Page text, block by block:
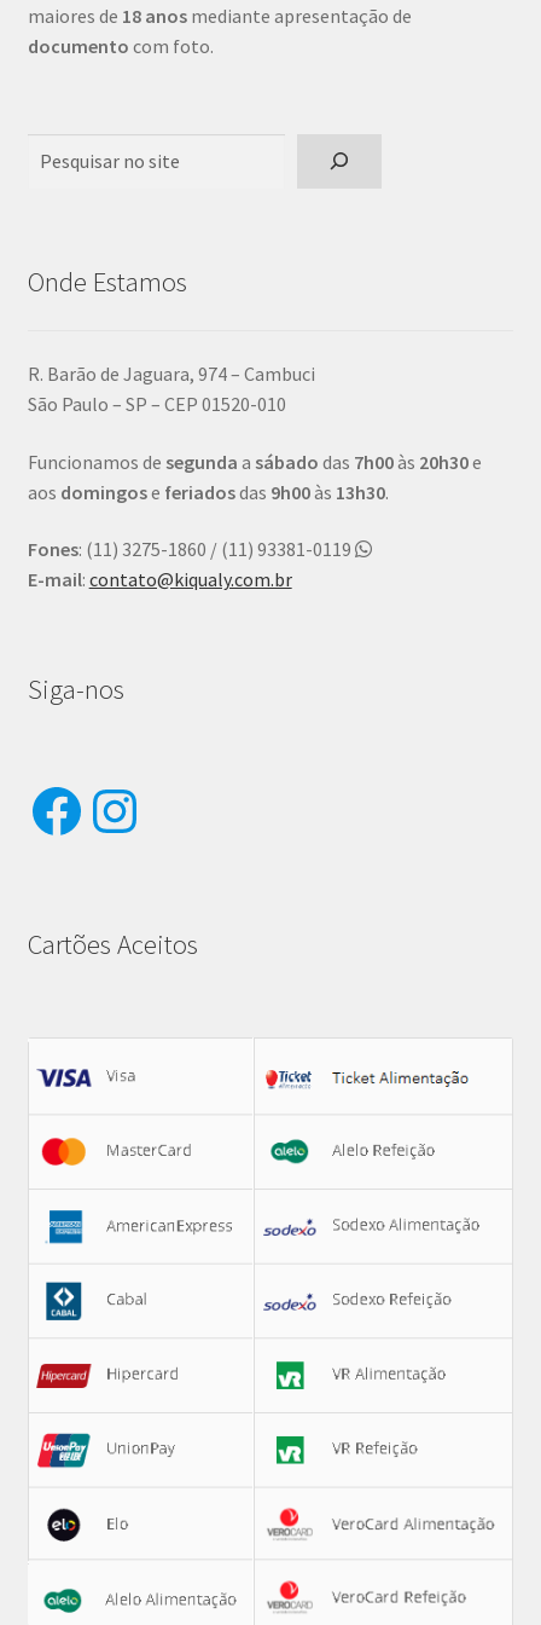
maiores de 18 anosmediante apresentação de
documento com foto.
Onde Estamos
R. Barão de Jaguara, 974 – Cambuci
São Paulo – SP – CEP 01520-010
Funcionamos de segunda a sábado das 7h00às 20h30e
aos domingose feriadosdas 9h00às 13h30.
Fones: (11) 3275-1860 / (11) 93381-0119
E-mail: contato@kiqualy.com.br
Siga-nos
Facebook
Instagram
Cartões Aceitos